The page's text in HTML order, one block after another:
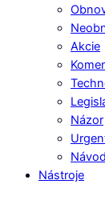
Akcie
Názor
Nástroje